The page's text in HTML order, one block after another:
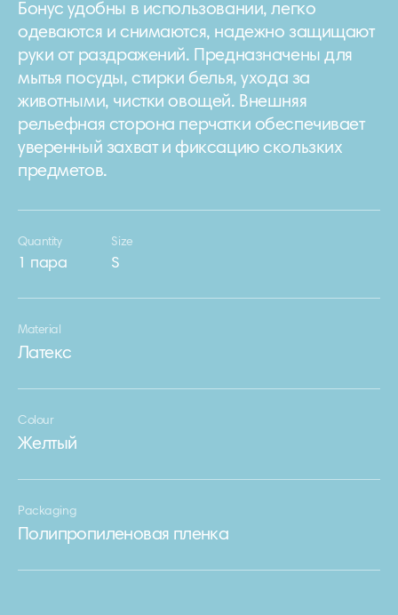
Бонус удобны в использовании, легко
одеваются и снимаются, надежно защищают
руки от раздражений. Предназначены для
мытья посуды, стирки белья, ухода за
животными, чистки овощей. Внешняя
рельефная сторона перчатки обеспечивает
уверенный захват и фиксацию скользких
предметов.
Quantity
1 пара
Size
S
Material
Латекс
Colour
Желтый
Packaging
Полипропиленовая пленка